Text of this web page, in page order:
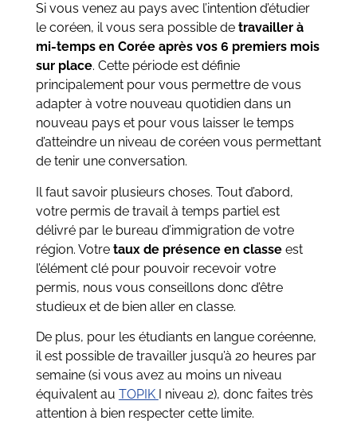
Si vous venez au pays avec l’intention d’étudier
le coréen, il vous sera possible de travailler à
mi-temps en Corée après vos 6 premiers mois
sur place. Cette période est définie
principalement pour vous permettre de vous
adapter à votre nouveau quotidien dans un
nouveau pays et pour vous laisser le temps
d’atteindre un niveau de coréen vous permettant
de tenir une conversation.
Il faut savoir plusieurs choses. Tout d’abord,
votre permis de travail à temps partiel est
délivré par le bureau d’immigration de votre
région. Votre taux de présence en classe est
l’élément clé pour pouvoir recevoir votre
permis, nous vous conseillons donc d’être
studieux et de bien aller en classe.
De plus, pour les étudiants en langue coréenne,
il est possible de travailler jusqu’à 20 heures par
semaine (si vous avez au moins un niveau
équivalent au TOPIK
I niveau 2), donc faites très
attention à bien respecter cette limite.